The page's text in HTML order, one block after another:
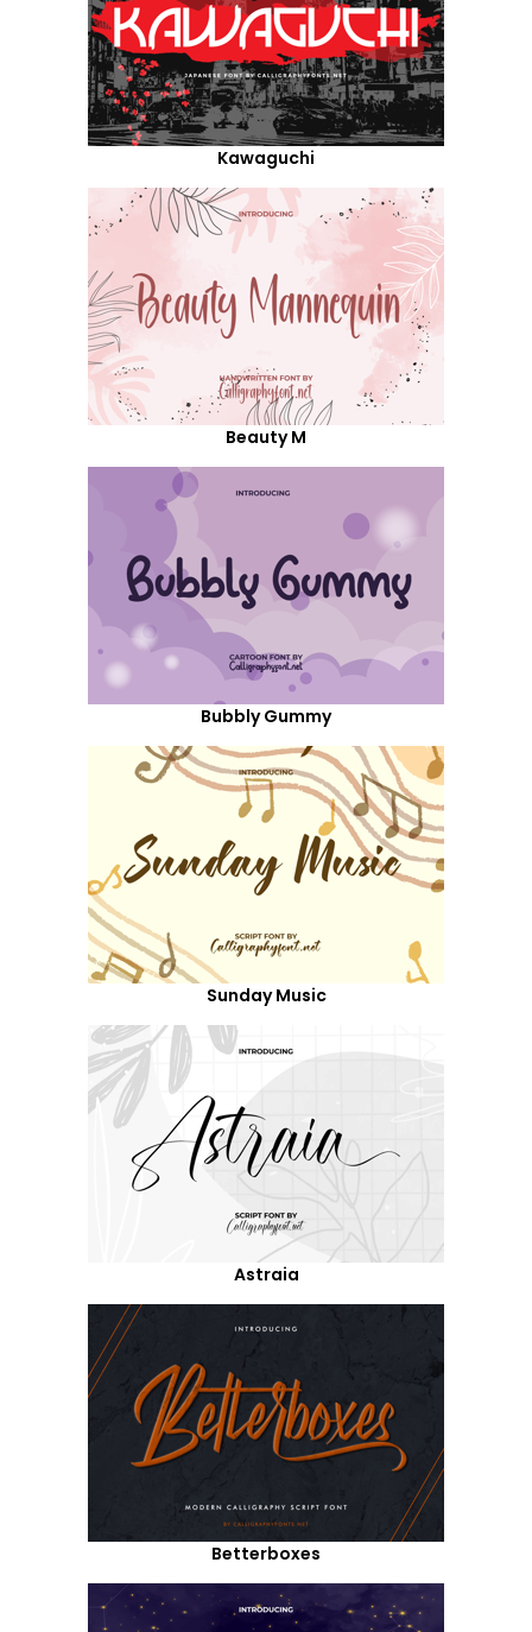
Kawaguchi
Beauty M
Bubbly Gummy
Sunday Music
Astraia
Betterboxes